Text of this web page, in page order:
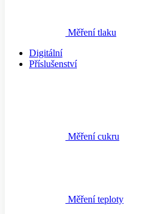
Měření tlaku
Digitální
Příslušenství
Měření cukru
Měření teploty